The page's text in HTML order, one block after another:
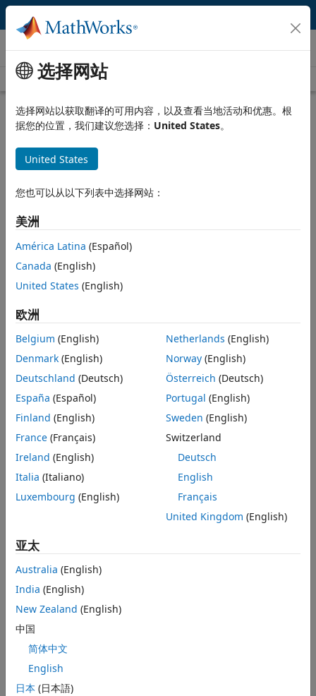
跳到内容
客户案例
查看所有报道
选择网站
选择网站以获取翻译的可用内容，以及查看当地活动和优惠。根
据您的位置，我们建议您选择： United States。
United States
您也可以从以下列表中选择网站：
美洲
América Latina (Español)
Canada (English)
United States (English)
欧洲
Belgium (English)
Denmark (English)
Deutschland (Deutsch)
España (Español)
Finland (English)
France (Français)
Ireland (English)
Italia (Italiano)
Luxembourg (English)
Netherlands (English)
Norway(English)
Österreich (Deutsch)
Portugal (English)
Sweden (English)
Switzerland
Deutsch
English
Français
United Kingdom (English)
亚太
Australia (English)
India (English)
New Zealand (English)
中国
简体中文
English
日本 (日本語)